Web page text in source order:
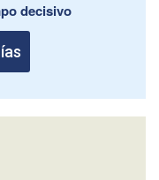
decisivo